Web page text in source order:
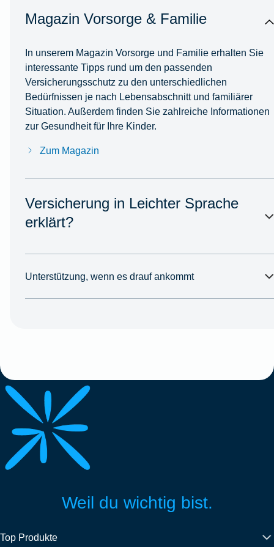
Magazin Vorsorge & Familie
In unserem Magazin Vorsorge und Familie erhalten Sie
interessante Tipps rund um den passenden
Versicherungsschutz zu den unterschiedlichen
Bedürfnissen je nach Lebensabschnitt und familiärer
Situation. Außerdem finden Sie zahlreiche Informationen
zur Gesundheit für Ihre Kinder.
Zum Magazin
Versicherung in Leichter Sprache
erklärt?
Unterstützung, wenn es drauf ankommt
Weil du wichtig bist.
Top Produkte